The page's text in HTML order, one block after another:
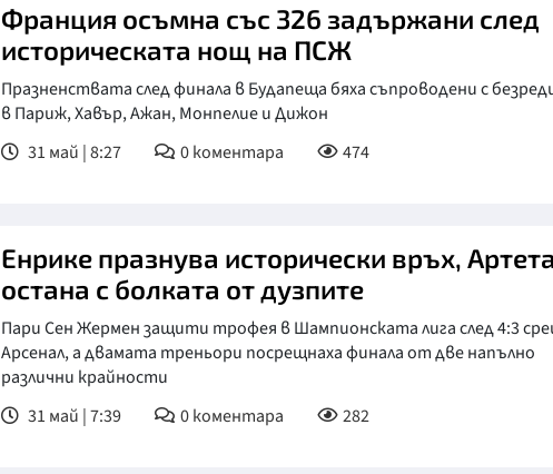
Франция осъмна със 326 задържани след
историческата нощ на ПСЖ
Празненствата след финала в Будапеща бяха съпроводени с
в Париж, Хавър, Ажан, Монпелие и Дижон
31 май | 8:27
0коментара 474
Енрике празнува исторически връх,
остана с болката от дузпите
Пари Сен Жермен защити трофея в Шампионската лига след 4:3
Арсенал, а двамата треньори посрещнаха финала от две напълно
различни крайности
31 май | 7:39
0коментара 282